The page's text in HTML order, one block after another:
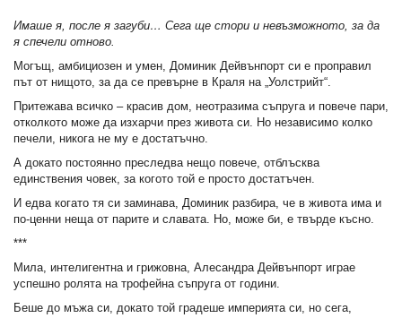
Имаше я, после я загуби… Сега ще стори и невъзможното, за да
я спечели отново.
Могъщ, амбициозен и умен, Доминик Дейвънпорт си е проправил
път от нищото, за да се превърне в Краля на „Уолстрийт“.
Притежава всичко – красив дом, неотразима съпруга и повече пари,
отколкото може да изхарчи през живота си. Но независимо колко
печели, никога не му е достатъчно.
А докато постоянно преследва нещо повече, отблъсква
единствения човек, за когото той е просто достатъчен.
И едва когато тя си заминава, Доминик разбира, че в живота има и
по-ценни неща от парите и славата. Но, може би, е твърде късно.
***
Мила, интелигентна и грижовна, Алесандра Дейвънпорт играе
успешно ролята на трофейна съпруга от години.
Беше до мъжа си, докато той градеше империята си, но сега,